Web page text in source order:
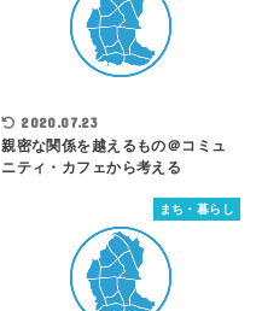
2020.07.23
親密な関係を越えるもの＠コミュ
ニティ・カフェから考える
まち・暮らし